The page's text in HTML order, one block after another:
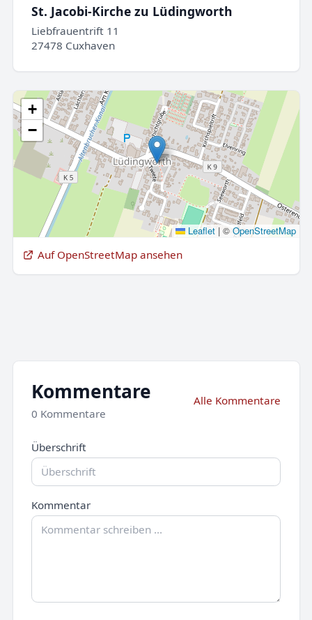
St. Jacobi-Kirche zu Lüdingworth
Liebfrauentrift 11
27478 Cuxhaven
+
−
Leaflet | © OpenStreetMap
Auf OpenStreetMap ansehen
Kommentare
0 Kommentare
Alle Kommentare
Überschrift
Kommentar